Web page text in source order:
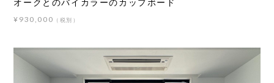
オークとのバイカラーのカップボード
¥930,000 （税別）